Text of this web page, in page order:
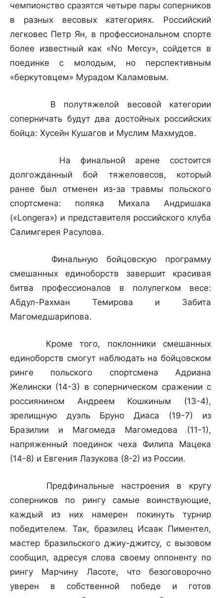
чемпионство сразятся четыре пары соперников
в разных весовых категориях. Российский
легковес Петр Ян, в профессиональном спорте
более известный как «No Mercy», сойдется в
поединке с молодым, но перспективным
«беркутовцем» Мурадом Каламовым.
В полутяжелой весовой категории
соперничать будут два достойных российских
бойца: Хусейн Кушагов и Муслим Махмудов.
На финальной арене состоится
долгожданный бой тяжеловесов, который
ранее был отменен из-за травмы польского
спортсмена: поляка Михала Андришака
(«Longerа») и представителя российского клуба
Салимгерея Расулова.
Финальную бойцовскую программу
смешанных единоборств завершит красивая
битва профессионалов в полулегком весе:
Абдул-Рахман Темирова и Забита
Магомедшарипова.
Кроме того, поклонники смешанных
единоборств смогут наблюдать на бойцовском
ринге польского спортсмена Адриана
Желински (14-3) в соперническом сражении с
россиянином Андреем Кошкиным (13-4),
зрелищную дуэль Бруно Диаса (19-7) из
Бразилии и Магомеда Магомедова (11-1),
напряженный поединок чеха Филипа Мацека
(14-8) и Евгения Лазукова (8-2) из России.
Предфинальные настроения в кругу
соперников по рингу самые воинствующие,
каждый из них намерен покинуть турнир
победителем. Так, бразилец Исаак Пиментел,
мастер бразильского джиу-джитсу, с вызовом
сообщил, адресуя слова своему оппоненту по
рингу Марчину Ласоте, что безоговорочно
уверен в собственной победе и готов